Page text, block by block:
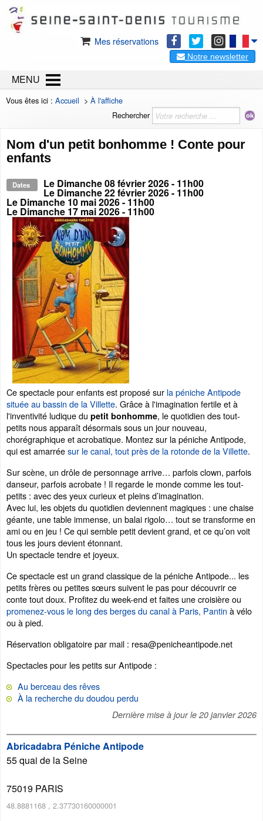
Mes réservations
Notre newsletter
MENU
Vous êtes ici : Accueil > À l'affiche
Rechercher
Nom d'un petit bonhomme ! Conte pour
enfants
Dates Le Dimanche 08 février 2026- 11h00
Le Dimanche 22 février 2026- 11h00
Le Dimanche 10 mai 2026- 11h00
Le Dimanche 17 mai 2026- 11h00
Ce spectacle pour enfants est proposé sur la péniche Antipode
située au bassin de la Villette. Grâce à l'imagination fertile et à
l'inventivité ludique du petit bonhomme, le quotidien des tout-
petits nous apparaît désormais sous un jour nouveau,
chorégraphique et acrobatique. Montez sur la péniche Antipode,
qui est amarréesur le canal, tout près de la rotonde de la Villette.
Sur scène, un drôle de personnage arrive… parfois clown, parfois
danseur, parfois acrobate ! Il regarde le monde comme les tout-
petits : avec des yeux curieux et pleins d’imagination.
Avec lui, les objets du quotidien deviennent magiques : une chaise
géante, une table immense, un balai rigolo… tout se transforme en
ami ou en jeu ! Ce qui semble petit devient grand, et ce qu’on voit
tous les jours devient étonnant.
Un spectacle tendre et joyeux.
Ce spectacle est un grand classique de la péniche Antipode... les
petits frères ou petites sœurs suivent le pas pour découvrir ce
conte tout doux. Profitez du week-end et faites une croisière ou
promenez-vous le long des berges du canal à Paris, Pantin à vélo
ou à pied.
Réservation obligatoire par mail : resa@penicheantipode.net
Spectacles pour les petits sur Antipode :
Au berceau des rêves
À la recherche du doudou perdu
Dernière mise à jour le 20 janvier 2026
Abricadabra Péniche Antipode
55 quai de la Seine
75019 PARIS
48.8881168 , 2.37730160000001